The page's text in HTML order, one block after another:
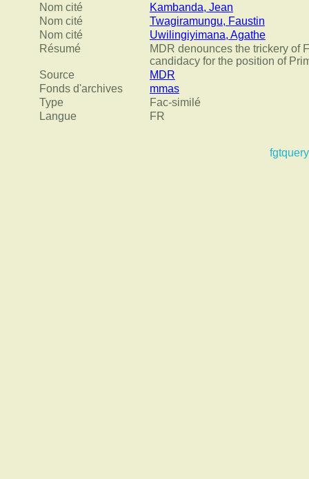
Nom cité
Kambanda, Jean
Nom cité
Twagiramungu, Faustin
Nom cité
Uwilingiyimana, Agathe
Résumé
MDR denounces the trickery of
candidacy for the position of
Source
MDR
Fonds d'archives
mmas
Type
Fac-similé
Langue
FR